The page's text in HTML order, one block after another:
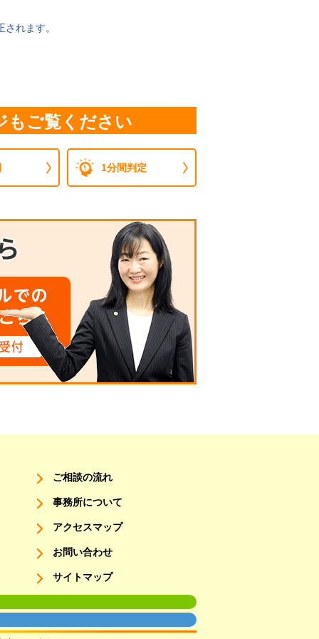
れます。
もご覧ください
1分間判定
ご相談の流れ
事務所について
アクセスマップ
お問い合わせ
サイトマップ